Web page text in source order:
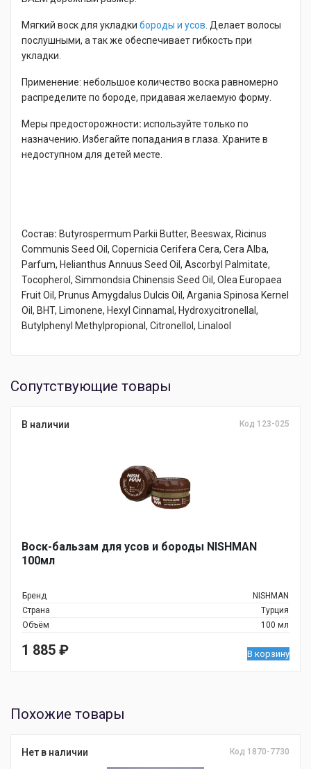
Мягкий воск для укладки бороды и усов . Делает волосы
послушными, а так же обеспечивает гибкость при
укладки.
Применение: небольшое количество воска равномерно
распределите по бороде, придавая желаемую форму.
Меры предосторожности: используйте только по
назначению. Избегайте попадания в глаза. Храните в
недоступном для детей месте.
Состав: Butyrospermum Parkii Butter, Beeswax, Ricinus
Communis Seed Oil, Copernicia Cerifera Cera, Cera Alba,
Parfum, Helianthus Annuus Seed Oil, Ascorbyl Palmitate,
Tocopherol, Simmondsia Chinensis Seed Oil, Olea Europaea
Fruit Oil, Prunus Amygdalus Dulcis Oil, Argania Spinosa Kernel
Oil, BHT, Limonene, Hexyl Cinnamal, Hydroxycitronellal,
Butylphenyl Methylpropional, Citronellol, Linalool
Сопутствующие товары
В наличии Код 123-025
Воск-бальзам для усов и бороды NISHMAN
100мл
Бренд
NISHMAN
Страна
Турция
Объём
100 мл
1 885 ₽ В корзину
Похожие товары
Нет в наличии Код 1870-7730